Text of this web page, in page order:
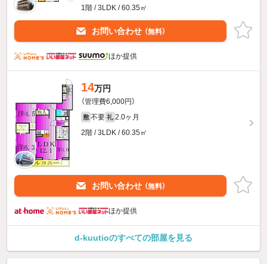
1階 / 3LDK / 60.35㎡
お問い合わせ （無料）
ほか提供
14万円
（管理費6,000円）
敷 不要 礼 2.0ヶ月
2階 / 3LDK / 60.35㎡
お問い合わせ （無料）
ほか提供
d-kuutioのすべての部屋を見る